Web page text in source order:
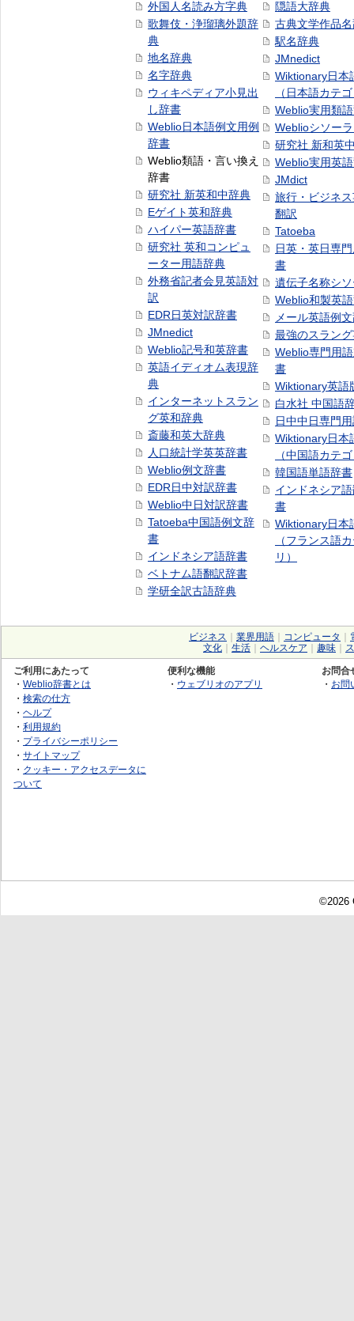
外国人名読み方字典
歌舞伎・浄瑠璃外題辞
典
地名辞典
名字辞典
ウィキペディア小見出
し辞書
Weblio日本語例文用例
辞書
Weblio類語・言い換え
辞書
研究社 新英和中辞典
Eゲイト英和辞典
ハイパー英語辞書
研究社 英和コンピュ
ーター用語辞典
外務省記者会見英語対
訳
EDR日英対訳辞書
JMnedict
Weblio記号和英辞書
英語イディオム表現辞
典
インターネットスラン
グ英和辞典
斎藤和英大辞典
人口統計学英英辞書
Weblio例文辞書
EDR日中対訳辞書
Weblio中日対訳辞書
Tatoeba中国語例文辞
書
インドネシア語辞書
ベトナム語翻訳辞書
学研全訳古語辞典
隠語大辞典
古典文学作品
駅名辞典
JMnedict
Wiktionary日本
（日本語カテ
Weblio実用類
Weblioシソー
研究社 新和英
Weblio実用英
JMdict
旅行・ビジネ
翻訳
Tatoeba
日英・英日専
書
遺伝子名称シ
Weblio和製英
メール英語例
最強のスラン
Weblio専門用
書
Wiktionary英語
白水社 中国語
日中中日専門
Wiktionary日本
（中国語カテ
韓国語単語辞書
インドネシア
書
Wiktionary日本
（フランス語
リ）
ビジネス 業界用語 コンピュータ
文化
生活 ヘルスケア 趣味
ご利用にあたって
・ Weblio辞書とは
・ 検索の仕方
・ ヘルプ
・ 利用規約
・ プライバシーポリシー
・ サイトマップ
・ クッキー・アクセスデータに
ついて
便利な機能
・ ウェブリオのアプリ
お問合
・ お問
©2026